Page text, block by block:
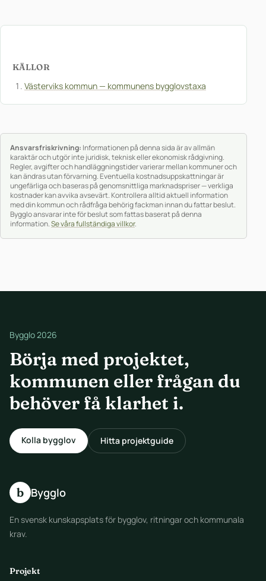
KÄLLOR
Västerviks kommun — kommunens bygglovstaxa
Ansvarsfriskrivning: Informationen på denna sida är av allmän
karaktär och utgör inte juridisk, teknisk eller ekonomisk rådgivning.
Regler, avgifter och handläggningstider varierar mellan kommuner och
kan ändras utan förvarning. Eventuella kostnadsuppskattningar är
ungefärliga och baseras på genomsnittliga marknadspriser — verkliga
kostnader kan avvika avsevärt. Kontrollera alltid aktuell information
med din kommun och rådfråga behörig fackman innan du fattar beslut.
Bygglo ansvarar inte för beslut som fattas baserat på denna
information.Se våra fullständiga villkor.
Bygglo 2026
Börja med projektet,
kommunen eller frågan du
behöver få klarhet i.
Kolla bygglov Hitta projektguide
b Bygglo
En svensk kunskapsplats för bygglov, ritningar och kommunala
krav.
Projekt